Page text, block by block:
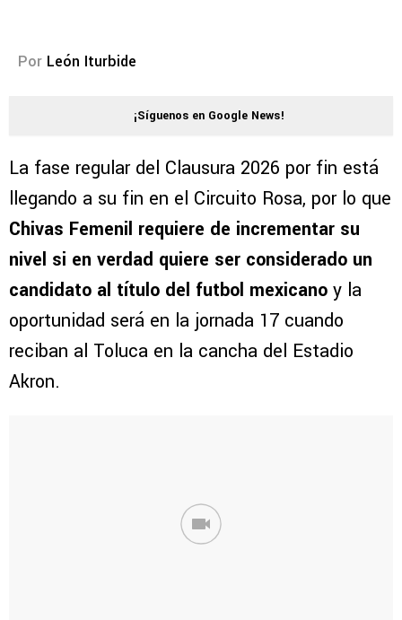
Por León Iturbide
¡Síguenos en Google News!
La fase regular del Clausura 2026 por fin está
llegando a su fin en el Circuito Rosa, por lo que
Chivas Femenil requiere de incrementar su
nivel si en verdad quiere ser considerado un
candidato al título del futbol mexicano y la
oportunidad será en la jornada 17 cuando
reciban al Toluca en la cancha del Estadio
Akron.